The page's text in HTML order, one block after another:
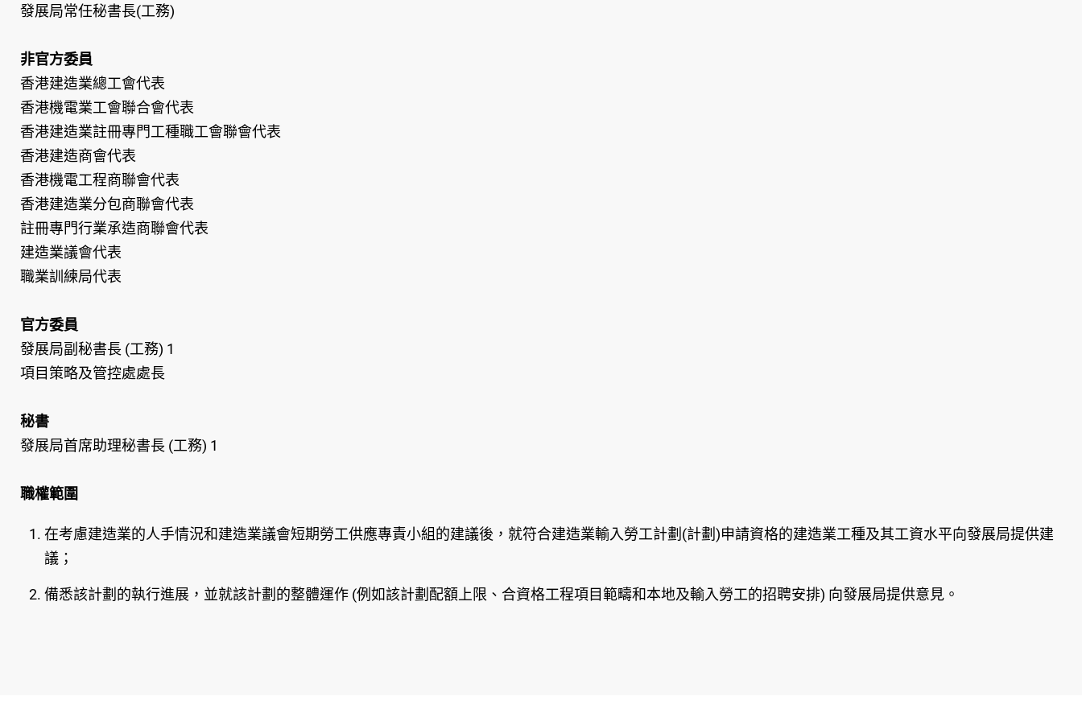
發展局常任秘書長(工務)
非官方委員
香港建造業總工會代表
香港機電業工會聯合會代表
香港建造業註冊專門工種職工會聯會代表
香港建造商會代表
香港機電工程商聯會代表
香港建造業分包商聯會代表
註冊專門行業承造商聯會代表
建造業議會代表
職業訓練局代表
官方委員
發展局副秘書長 (工務) 1
項目策略及管控處處長
秘書
發展局首席助理秘書長 (工務) 1
職權範圍
在考慮建造業的人手情況和建造業議會短期勞工供應專責小組的建議後，就符合建造業輸入勞工計劃(計劃)申請資格的建造業工種及其工資水平向發展局提供建
議；
備悉該計劃的執行進展，並就該計劃的整體運作 (例如該計劃配額上限、合資格工程項目範疇和本地及輸入勞工的招聘安排) 向發展局提供意見。